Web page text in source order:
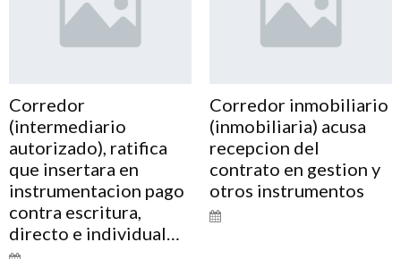
Corredor
(intermediario
autorizado), ratifica
que insertara en
instrumentacion pago
contra escritura,
directo e individual…
Corredor inmobiliario
(inmobiliaria) acusa
recepcion del
contrato en gestion y
otros instrumentos